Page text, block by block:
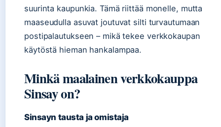
suurinta kaupunkia. Tämä riittää monelle, mutta
maaseudulla asuvat joutuvat silti turvautumaan
postipalautukseen – mikä tekee verkkokaupan
käytöstä hieman hankalampaa.
Minkä maalainen verkkokauppa
Sinsay on?
Sinsayn tausta ja omistaja